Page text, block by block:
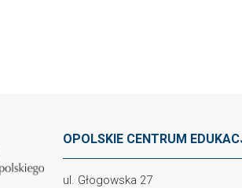
OPOLSKIE CENTRUM
ul. Głogowska 27